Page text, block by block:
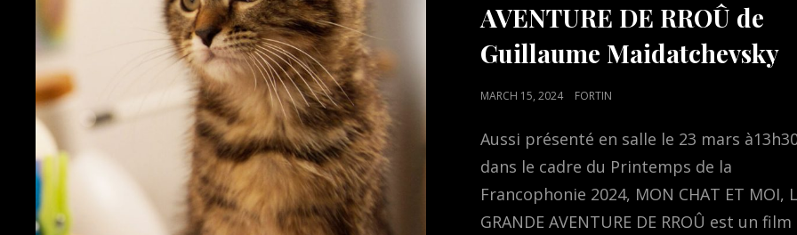
AVENTURE DE RROÛ de
Guillaume Maidatchevsky
POSTED
MARCH 15, 2024 FORTIN
Aussi présenté en salle le 23 mars
dans le cadre du Printemps de la
Francophonie 2024, MON CHAT ET MOI,
GRANDE AVENTURE DE RROÛ est un film